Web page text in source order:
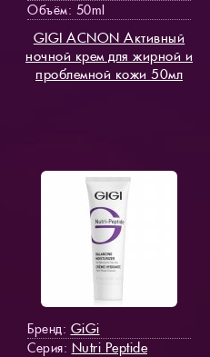
Объём: 50ml
GIGI ACNON Активный
ночной крем для жирной и
проблемной кожи 50мл
Бренд: GiGi
Серия: Nutri Peptide